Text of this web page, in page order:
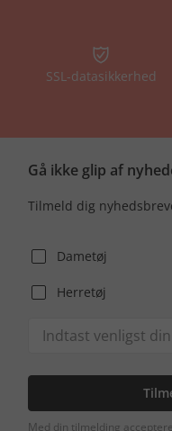
SSL-datasikkerhed
Gå ikke glip af
Tilmeld dig
Dametøj
Herretøj
Med din tilmelding